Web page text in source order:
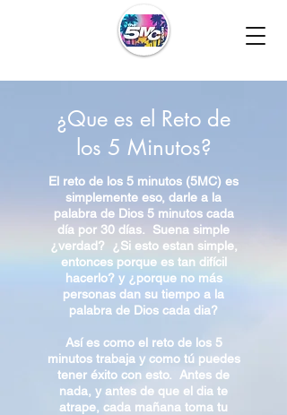
¿Que es el Reto de
los 5 Minutos?
El reto de los 5 minutos (5MC) es
simplemente eso, darle a la
palabra de Dios 5 minutos cada
día por 30 días. Suena simple
¿verdad? ¿Si esto estan simple,
entonces porque es tan difícil
hacerlo? y ¿porque no más
personas dan su tiempo a la
palabra de Dios cada dia?
Así es como el reto de los 5
minutos trabaja y como tú puedes
tener éxito con esto. Antes de
nada, y antes de que el dia te
atrape, cada mañana toma tu